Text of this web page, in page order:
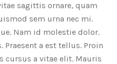
sagittis ornare, quam
sem urna nec mi.
Nam id molestie dolor.
a est tellus. Proin
cursus a vitae elit. Mauris